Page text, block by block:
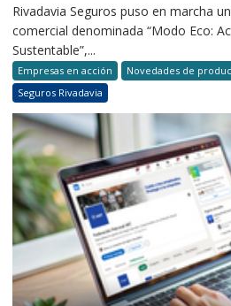
Rivadavia Seguros puso en marcha
comercial denominada “Modo Eco:
Sustentable”,...
Empresas en acción
Novedades de
Seguros Rivadavia